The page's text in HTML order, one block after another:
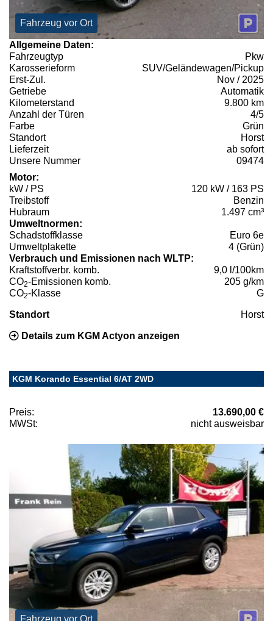
Fahrzeug vor Ort
Allgemeine Daten:
Fahrzeugtyp
Pkw
Karosserieform
SUV/Geländewagen/Pickup
Erst-Zul.
Nov / 2025
Getriebe
Automatik
Kilometerstand
9.800 km
Anzahl der Türen
4/5
Farbe
Grün
Standort
Horst
Lieferzeit
ab sofort
Unsere Nummer
09474
Motor:
kW / PS
120 kW / 163 PS
Treibstoff
Benzin
Hubraum
1.497 cm³
Umweltnormen:
Schadstoffklasse
Euro 6e
Umweltplakette
4 (Grün)
Verbrauch und Emissionen nach WLTP:
Kraftstoffverbr. komb.
9,0 l/100km
CO2-Emissionen komb.
205 g/km
CO2-Klasse G
Standort Horst
Details zum KGM Actyon anzeigen
KGM Korando Essential 6/AT 2WD
Preis:
13.690,00 €
MWSt:
nicht ausweisbar
Fahrzeug vor Ort